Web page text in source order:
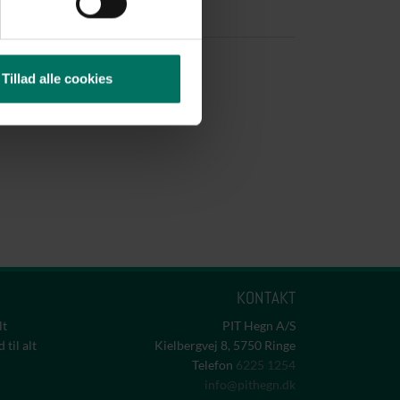
Tillad alle cookies
til alt
KONTAKT
PIT Hegn A/S
Kielbergvej 8, 5750 Ringe
Telefon 6225 1254
info@pithegn.dk